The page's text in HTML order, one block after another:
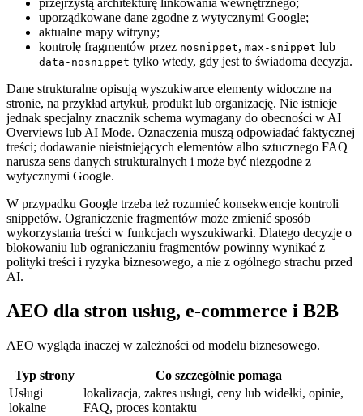
przejrzystą architekturę linkowania wewnętrznego;
uporządkowane dane zgodne z wytycznymi Google;
aktualne mapy witryny;
kontrolę fragmentów przez nosnippet, max-snippet lub
data-nosnippet tylko wtedy, gdy jest to świadoma decyzja.
Dane strukturalne opisują wyszukiwarce elementy widoczne na
stronie, na przykład artykuł, produkt lub organizację. Nie istnieje
jednak specjalny znacznik schema wymagany do obecności w AI
Overviews lub AI Mode. Oznaczenia muszą odpowiadać faktycznej
treści; dodawanie nieistniejących elementów albo sztucznego FAQ
narusza sens danych strukturalnych i może być niezgodne z
wytycznymi Google.
W przypadku Google trzeba też rozumieć konsekwencje kontroli
snippetów. Ograniczenie fragmentów może zmienić sposób
wykorzystania treści w funkcjach wyszukiwarki. Dlatego decyzje o
blokowaniu lub ograniczaniu fragmentów powinny wynikać z
polityki treści i ryzyka biznesowego, a nie z ogólnego strachu przed
AI.
AEO dla stron usług, e-commerce i B2B
AEO wygląda inaczej w zależności od modelu biznesowego.
Typ strony
Co szczególnie pomaga
Usługi
lokalne
lokalizacja, zakres usługi, ceny lub widełki, opinie,
FAQ, proces kontaktu